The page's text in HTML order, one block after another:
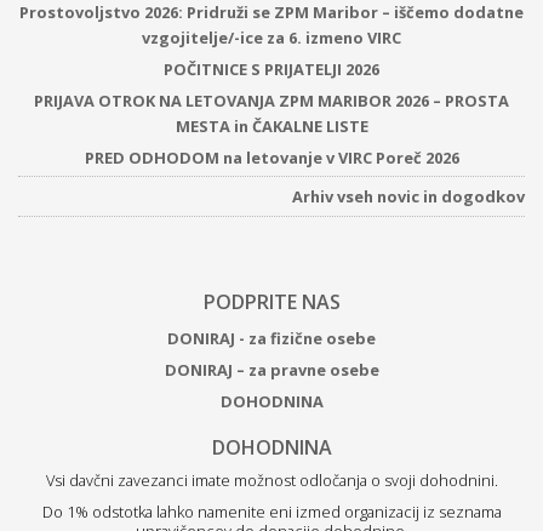
Prostovoljstvo 2026: Pridruži se ZPM Maribor – iščemo dodatne
vzgojitelje/-ice za 6. izmeno VIRC
POČITNICE S PRIJATELJI 2026
PRIJAVA OTROK NA LETOVANJA ZPM MARIBOR 2026 – PROSTA
MESTA in ČAKALNE LISTE
PRED ODHODOM na letovanje v VIRC Poreč 2026
Arhiv vseh novic in dogodkov
PODPRITE NAS
DONIRAJ - za fizične osebe
DONIRAJ – za pravne osebe
DOHODNINA
DOHODNINA
Vsi davčni zavezanci imate možnost odločanja o svoji dohodnini.
Do 1% odstotka lahko namenite eni izmed organizacij iz seznama